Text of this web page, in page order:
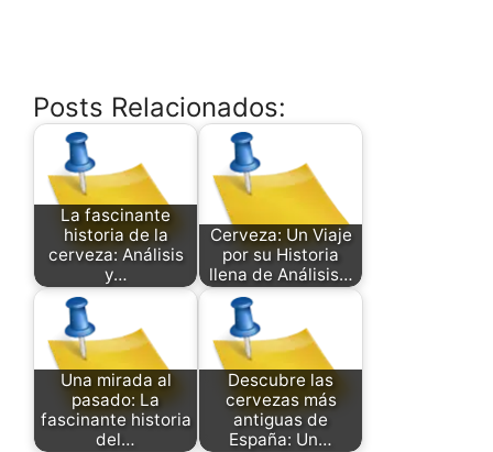
Posts Relacionados:
La fascinante
historia de la
cerveza: Análisis
y…
Cerveza: Un Viaje
por su Historia
llena de Análisis…
Una mirada al
pasado: La
fascinante historia
del…
Descubre las
cervezas más
antiguas de
España: Un…